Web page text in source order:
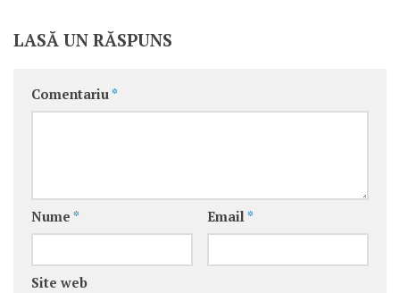
LASĂ UN RĂSPUNS
Comentariu *
Nume * Email *
Site web